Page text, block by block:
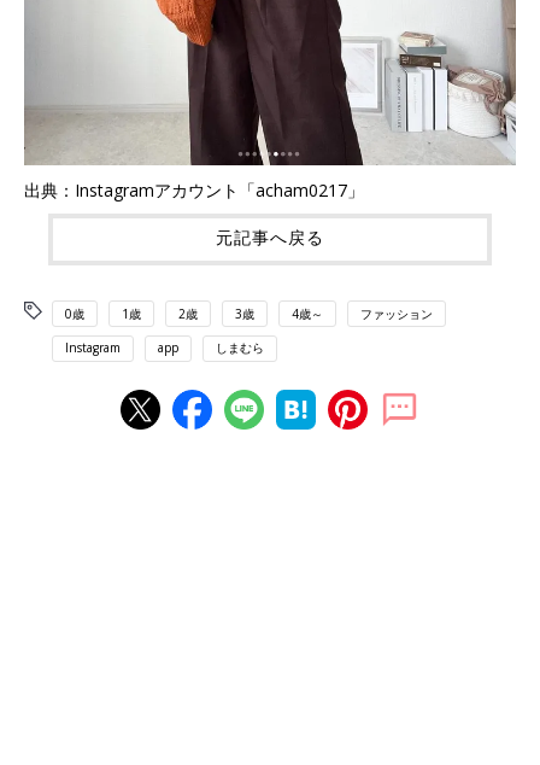
出典：Instagramアカウント「acham0217」
元記事へ戻る
0歳 1歳 2歳 3歳 4歳～ ファッション
Instagram app しまむら